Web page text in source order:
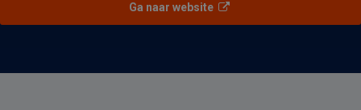
Ga naar website